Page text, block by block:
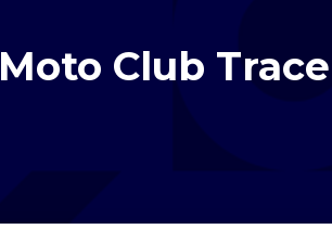
Moto Club